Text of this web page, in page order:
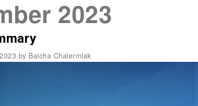
2023
by Baicha Chalermlak